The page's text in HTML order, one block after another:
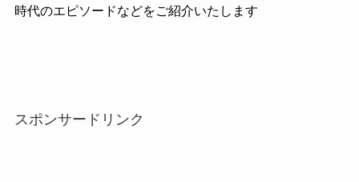
時代のエピソードなどをご紹介いたします
スポンサードリンク